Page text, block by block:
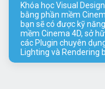
Khóa học Visual
bằng phần mềm
bạn sẽ có được kỹ
mềm Cinema 4D, sở
các Plugin chuyên
Lighting và Rendering